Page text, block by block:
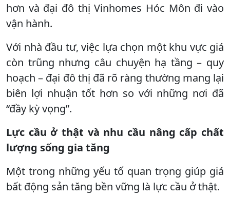
hơn và đại đô thị Vinhomes Hóc Môn đi vào
vận hành.
Với nhà đầu tư, việc lựa chọn một khu vực giá
còn trũng nhưng câu chuyện hạ tầng – quy
hoạch – đại đô thị đã rõ ràng thường mang lại
biên lợi nhuận tốt hơn so với những nơi đã
“đầy kỳ vọng”.
Lực cầu ở thật và nhu cầu nâng cấp chất
lượng sống gia tăng
Một trong những yếu tố quan trọng giúp giá
bất động sản tăng bền vững là lực cầu ở thật.